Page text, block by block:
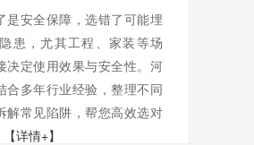
是安全保障，选错了可能埋
患，尤其工程、家装等场
决定使用效果与安全性。河
合多年行业经验，整理不同
解常见陷阱，帮您高效选对
【详情+】